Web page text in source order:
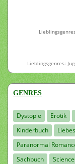
Lieblingsgenres:
GENRES
Dystopie Erotik
Kinderbuch
Paranormal
Sachbuch